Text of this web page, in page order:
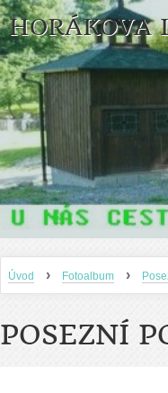
HORÁKOVA
Úvod › Fotoalbum ›
POSEZNÍ